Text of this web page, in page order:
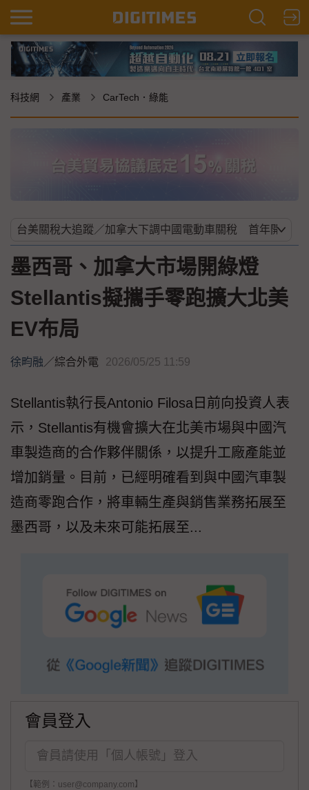
科技網 產業 CarTech．綠能
墨西哥、加拿大市場開綠燈
Stellantis擬攜手零跑擴大北美
EV布局
徐畇融 ／綜合外電 2026/05/25 11:59
Stellantis執行長Antonio Filosa日前向投資人表
示，Stellantis有機會擴大在北美市場與中國汽
車製造商的合作夥伴關係，以提升工廠產能並
增加銷量。目前，已經明確看到與中國汽車製
造商零跑合作，將車輛生產與銷售業務拓展至
墨西哥，以及未來可能拓展至...
會員登入
【範例：user@company.com】